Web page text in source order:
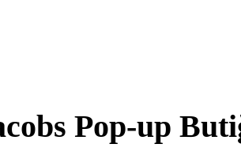
Pop-up